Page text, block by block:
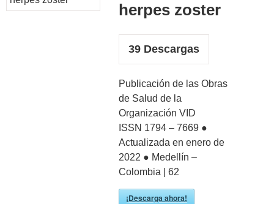
herpes zoster
39 Descargas
Publicación de las Obras
de Salud de la
Organización VID
ISSN 1794 – 7669 ●
Actualizada en enero de
2022 ● Medellín –
Colombia | 62
¡Descarga ahora!